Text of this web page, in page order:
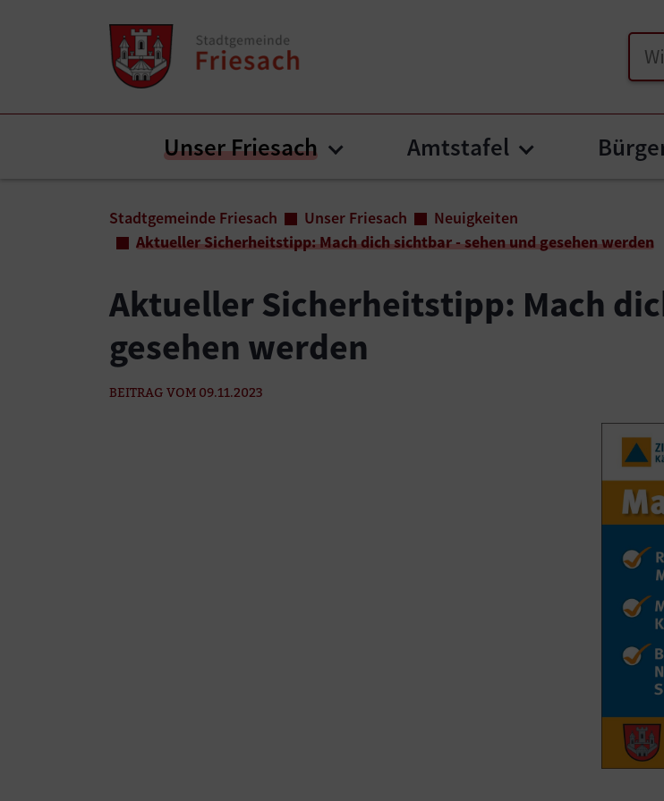
Unser Friesach Submenu for "Unser Friesach"
Amtstafel Submenu for
Stadtgemeinde Friesach Unser Friesach
Neuigkeiten
Aktueller Sicherheitstipp: Mach dich sichtbar - sehen und gesehen werden
Aktueller Sicherheitstipp: Mach
gesehen werden
BEITRAG VOM 09.11.2023